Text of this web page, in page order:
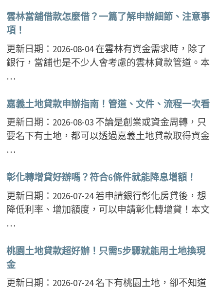
雲林當舖借款怎麼借？一篇了解申辦細節、注意事
項！
更新日期：2026-08-04 在雲林有資金需求時，除了
銀行，當舖也是不少人會考慮的雲林貸款管道。本
…
嘉義土地貸款申辦指南！管道、文件、流程一次看
更新日期：2026-08-03 不論是創業或資金周轉，只
要名下有土地，都可以透過嘉義土地貸款取得資金
…
彰化轉增貸好辦嗎？符合6條件就能降息增額！
更新日期：2026-07-24 若申請銀行彰化房貸後，想
降低利率、增加額度，可以申請彰化轉增貸！本文
…
桃園土地貸款超好辦！只需5步驟就能用土地換現
金
更新日期：2026-07-24 名下有桃園土地，卻不知道